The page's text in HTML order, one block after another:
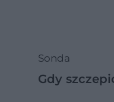
Sonda
Gdy